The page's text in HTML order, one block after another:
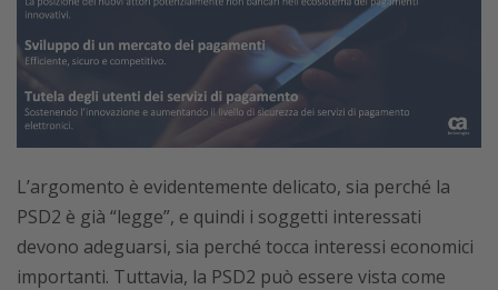
L’argomento è evidentemente delicato, sia perché la
PSD2 è già “legge”, e quindi i soggetti interessati
devono adeguarsi, sia perché tocca interessi economici
importanti. Tuttavia, la PSD2 può essere vista come